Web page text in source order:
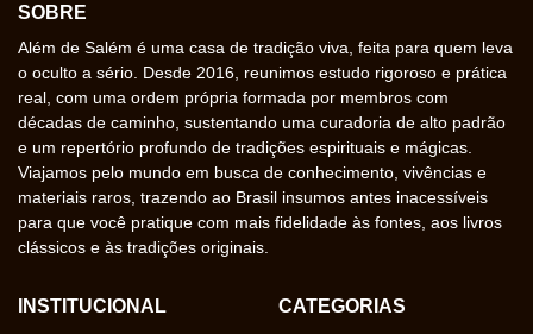
SOBRE
Além de Salém é uma casa de tradição viva, feita para quem leva
o oculto a sério. Desde 2016, reunimos estudo rigoroso e prática
real, com uma ordem própria formada por membros com
décadas de caminho, sustentando uma curadoria de alto padrão
e um repertório profundo de tradições espirituais e mágicas.
Viajamos pelo mundo em busca de conhecimento, vivências e
materiais raros, trazendo ao Brasil insumos antes inacessíveis
para que você pratique com mais fidelidade às fontes, aos livros
clássicos e às tradições originais.
INSTITUCIONAL
CATEGORIAS